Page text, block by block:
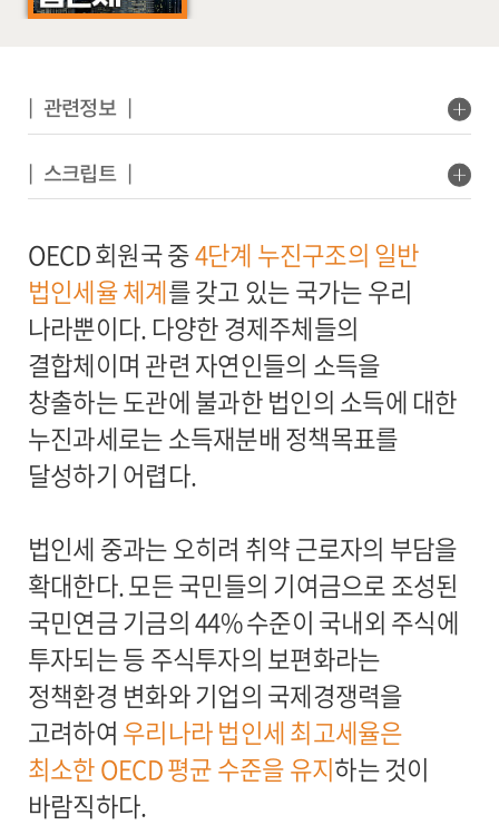
| 관련정보 |
| 스크립트 |
OECD 회원국 중4단계 누진구조의 일반
법인세율 체계를 갖고 있는 국가는 우리
나라뿐이다. 다양한 경제주체들의
결합체이며 관련 자연인들의 소득을
창출하는 도관에 불과한 법인의 소득에 대한
누진과세로는 소득재분배 정책목표를
달성하기 어렵다.
법인세 중과는 오히려 취약 근로자의 부담을
확대한다. 모든 국민들의 기여금으로 조성된
국민연금 기금의 44% 수준이 국내외 주식에
투자되는 등 주식투자의 보편화라는
정책환경 변화와 기업의 국제경쟁력을
고려하여 우리나라 법인세 최고세율은
최소한 OECD 평균 수준을 유지하는 것이
바람직하다.